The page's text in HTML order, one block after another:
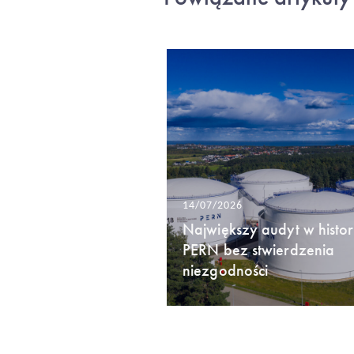
14/07/2026
Największy audyt w
PERN bez stwierdzenia
niezgodności